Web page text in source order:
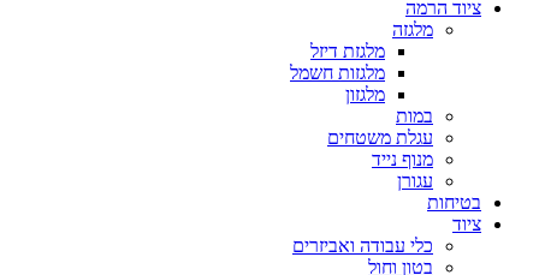
ציוד הרמה
מלגזה
מלגזת דיזל
מלגזות חשמל
מלגזון
במות
עגלת משטחים
מנוף נייד
עגורן
בטיחות
ציוד
כלי עבודה ואביזרים
בטון וחול